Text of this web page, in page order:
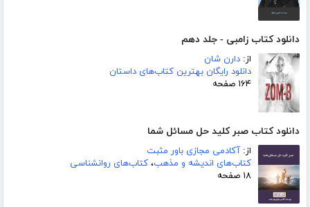
دانلود کتاب زامبی - جلد دهم
از: دارن شان
دانلود رایگان بهترین کتاب‌های داستان
۱۶۴ صفحه
دانلود کتاب صبر کلید حل مسائل شما
از: آکادمی مجازی باور مثبت
کتاب‌های اندیشه و مذهب، کتاب‌های روانشناسی
۱۸ صفحه